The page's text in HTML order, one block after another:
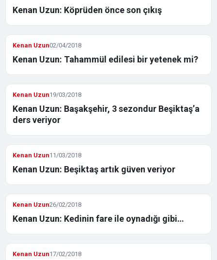
Kenan Uzun: Köprüden önce son çıkış
Kenan Uzun02/04/2018
Kenan Uzun: Tahammül edilesi bir yetenek mi?
Kenan Uzun19/03/2018
Kenan Uzun: Başakşehir, 3 sezondur Beşiktaş’a
ders veriyor
Kenan Uzun11/03/2018
Kenan Uzun: Beşiktaş artık güven veriyor
Kenan Uzun26/02/2018
Kenan Uzun: Kedinin fare ile oynadığı gibi…
Kenan Uzun17/02/2018